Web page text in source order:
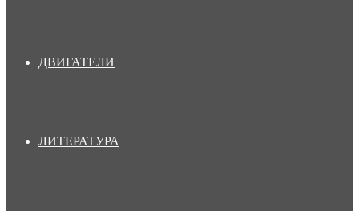
ДВИГАТЕЛИ
ЛИТЕРАТУРА